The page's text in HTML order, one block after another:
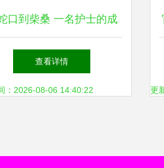
口到柴桑 一名护士的成
长手记
查看详情
：2026-08-06 14:40:22 更